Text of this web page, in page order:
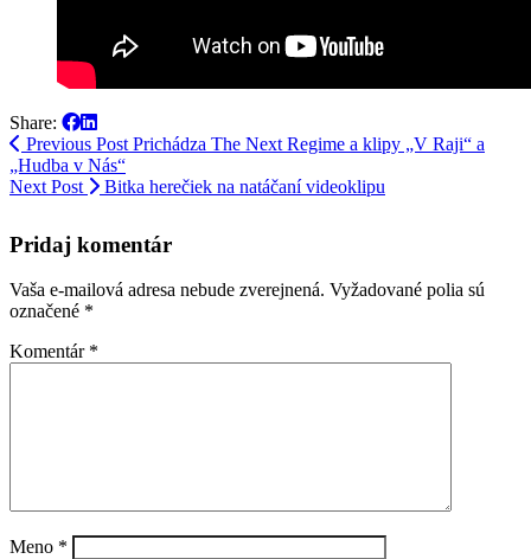
Share:
Previous Post Prichádza The Next Regime a klipy „V Raji“ a
„Hudba v Nás“
Next Post
Bitka herečiek na natáčaní videoklipu
Pridaj komentár
Vaša e-mailová adresa nebude zverejnená. Vyžadované polia sú
označené *
Komentár *
Meno *